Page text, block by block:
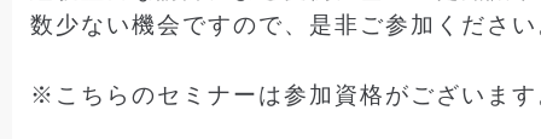
数少ない機会ですので、是非ご参加くださ
※こちらのセミナーは参加資格がございま